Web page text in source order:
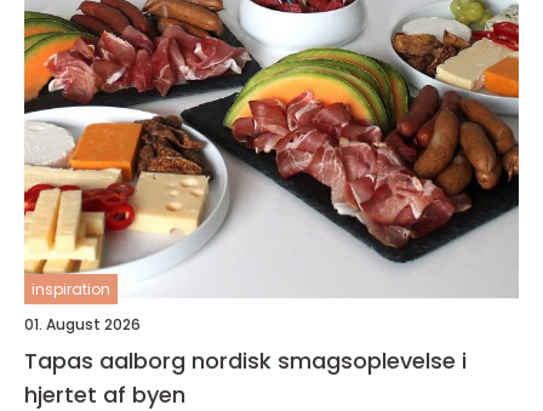
inspiration
01. August 2026
Tapas aalborg nordisk smagsoplevelse i
hjertet af byen